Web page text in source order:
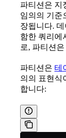
파티션은 지
임의의 기준
장됩니다.
함한 쿼리에
로, 파티션
파티션은 테
의의 표현식
합니다: